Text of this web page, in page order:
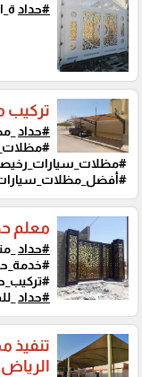
#حداد
تركيب
#حداد
معلم
#حداد
#حداد
تنفيذ
الرياض